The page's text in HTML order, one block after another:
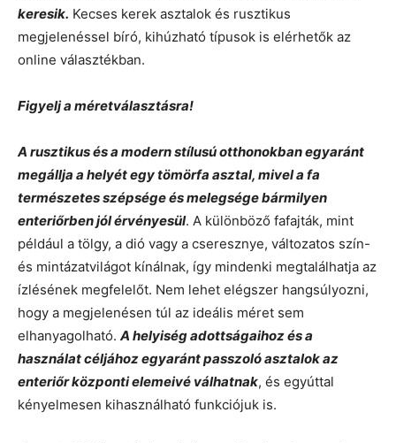
keresik. Kecses kerek asztalok és rusztikus
megjelenéssel bíró, kihúzható típusok is elérhetők az
online választékban.
Figyelj a méretválasztásra!
A rusztikus és a modern stílusú otthonokban egyaránt
megállja a helyét egy tömörfa asztal, mivel a fa
természetes szépsége és melegsége bármilyen
enteriőrben jól érvényesül. A különböző fafajták, mint
például a tölgy, a dió vagy a cseresznye, változatos szín-
és mintázatvilágot kínálnak, így mindenki megtalálhatja az
ízlésének megfelelőt. Nem lehet elégszer hangsúlyozni,
hogy a megjelenésen túl az ideális méret sem
elhanyagolható. A helyiség adottságaihoz és a
használat céljához egyaránt passzoló asztalok az
enteriőr központi elemeivé válhatnak, és egyúttal
kényelmesen kihasználható funkciójuk is.